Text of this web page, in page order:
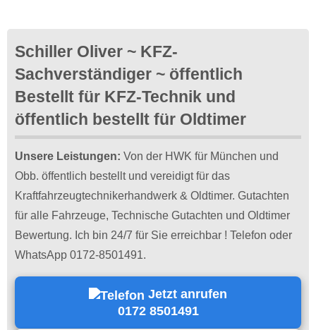
Schiller Oliver ~ KFZ-
Sachverständiger ~ öffentlich
Bestellt für KFZ-Technik und
öffentlich bestellt für Oldtimer
Unsere Leistungen: Von der HWK für München und
Obb. öffentlich bestellt und vereidigt für das
Kraftfahrzeugtechnikerhandwerk & Oldtimer. Gutachten
für alle Fahrzeuge, Technische Gutachten und Oldtimer
Bewertung. Ich bin 24/7 für Sie erreichbar ! Telefon oder
WhatsApp 0172-8501491.
Jetzt anrufen
0172 8501491